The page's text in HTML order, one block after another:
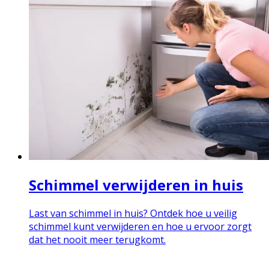
Schimmel verwijderen in huis
Last van schimmel in huis? Ontdek hoe u veilig
schimmel kunt verwijderen en hoe u ervoor zorgt
dat het nooit meer terugkomt.